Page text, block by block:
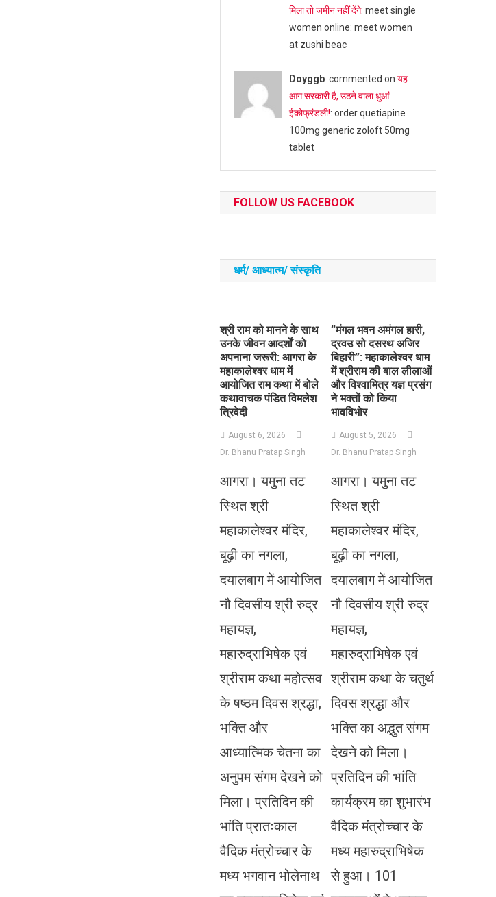
मिला तो जमीन नहीं देंगे: meet single
women online: meet women
at zushi beac
Doyggbcommented on यह
आग सरकारी है, उठने वाला धुआं
ईकोफ्रंडली!: order quetiapine
100mg generic zoloft 50mg
tablet
FOLLOW US FACEBOOK
धर्म/ आध्‍यात्‍म/ संस्‍कृति
​श्री राम को मानने के साथ
उनके जीवन आदर्शों को
अपनाना जरूरी: आगरा के
महाकालेश्वर धाम में
आयोजित राम कथा में बोले
कथावाचक पंडित विमलेश
त्रिवेदी
August 6, 2026
Dr. Bhanu Pratap Singh
आगरा। यमुना तट
स्थित श्री
महाकालेश्वर मंदिर,
बूढ़ी का नगला,
दयालबाग में आयोजित
नौ दिवसीय श्री रुद्र
महायज्ञ,
महारुद्राभिषेक एवं
श्रीराम कथा महोत्सव
के षष्ठम दिवस श्रद्धा,
भक्ति और
आध्यात्मिक चेतना का
अनुपम संगम देखने को
मिला। प्रतिदिन की
भांति प्रातःकाल
वैदिक मंत्रोच्चार के
मध्य भगवान भोलेनाथ
​”मंगल भवन अमंगल हारी,
द्रवउ सो दसरथ अजिर
बिहारी”: महाकालेश्वर धाम
में श्रीराम की बाल लीलाओं
और विश्वामित्र यज्ञ प्रसंग
ने भक्तों को किया
भावविभोर
August 5, 2026
Dr. Bhanu Pratap Singh
आगरा। यमुना तट
स्थित श्री
महाकालेश्वर मंदिर,
बूढ़ी का नगला,
दयालबाग में आयोजित
नौ दिवसीय श्री रुद्र
महायज्ञ,
महारुद्राभिषेक एवं
श्रीराम कथा के चतुर्थ
दिवस श्रद्धा और
भक्ति का अद्भुत संगम
देखने को मिला।
प्रतिदिन की भांति
कार्यक्रम का शुभारंभ
वैदिक मंत्रोच्चार के
मध्य महारुद्राभिषेक
से हुआ। 101